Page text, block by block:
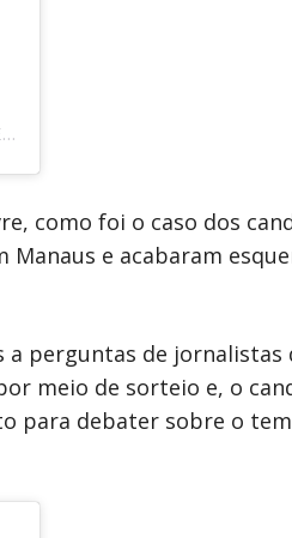
UMA PUBLICAÇÃO COMPARTILHADA POR O CONVERGENTE (@O.CONVERGENTE)
como foi o caso dos
e acabaram
perguntas de jornalistas
meio de sorteio e, o
para debater sobre o